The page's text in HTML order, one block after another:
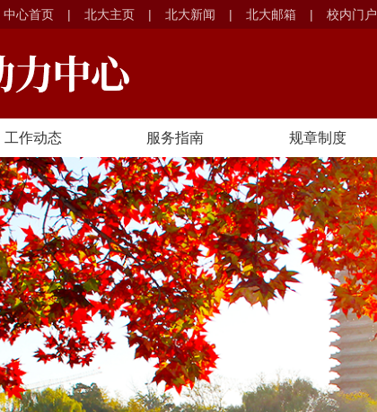
中心首页 | 北大主页 | 北大新闻 | 北大邮箱 | 校内门户
工作动态 服务指南 规章制度